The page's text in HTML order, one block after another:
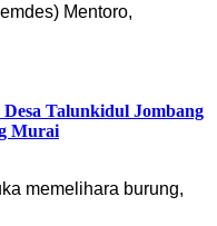
Mentoro,
Talunkidul Jombang
Murai
memelihara burung,